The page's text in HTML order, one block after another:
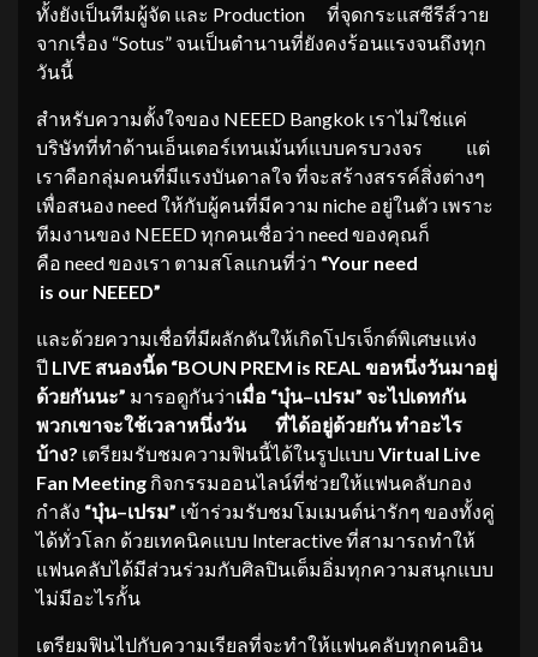
ทั้งยังเป็นทีมผู้จัด และ Production ที่จุดกระแสซีรีส์วาย
จากเรื่อง “Sotus” จนเป็นตำนานที่ยังคงร้อนแรงจนถึงทุก
วันนี้
​สำหรับความตั้งใจของ NEEED Bangkok เราไม่ใช่แค่
บริษัทที่ทำด้านเอ็นเตอร์เทนเม้นท์แบบครบวงจร แต่
เราคือกลุ่มคนที่มีแรงบันดาลใจ ที่จะสร้างสรรค์สิ่งต่างๆ
เพื่อสนอง need ให้กับผู้คนที่มีความ niche อยู่ในตัว เพราะ
ทีมงานของ NEEED ทุกคนเชื่อว่า need ของคุณก็
คือ need ของเรา ตามสโลแกนที่ว่า “Your need
is our NEEED”
​และด้วยความเชื่อที่มีผลักดันให้เกิดโปรเจ็กต์พิเศษแห่ง
ปี LIVE สนองนี้ด “BOUN PREM is REAL ขอหนึ่งวันมาอยู่
ด้วยกันนะ” มารอดูกันว่าเมื่อ “บุ๋น–เปรม” จะไปเดทกัน
พวกเขาจะใช้เวลาหนึ่งวัน ที่ได้อยู่ด้วยกันทำอะไร
บ้าง? เตรียมรับชมความฟินนี้ได้ในรูปแบบ Virtual Live
Fan Meeting กิจกรรมออนไลน์ที่ช่วยให้แฟนคลับกอง
กำลัง “บุ๋น–เปรม” เข้าร่วมรับชมโมเมนต์น่ารักๆ ของทั้งคู่
ได้ทั่วโลก ด้วยเทคนิคแบบ Interactive ที่สามารถทำให้
แฟนคลับได้มีส่วนร่วมกับศิลปินเต็มอิ่มทุกความสนุกแบบ
ไม่มีอะไรกั้น
​เตรียมฟินไปกับความเรียลที่จะทำให้แฟนคลับทุกคนอิน